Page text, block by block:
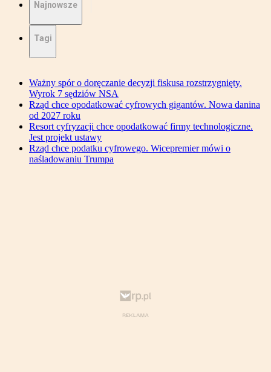
Najnowsze
Tagi
Ważny spór o doręczanie decyzji fiskusa rozstrzygnięty.
Wyrok 7 sędziów NSA
Rząd chce opodatkować cyfrowych gigantów. Nowa danina
od 2027 roku
Resort cyfryzacji chce opodatkować firmy technologiczne.
Jest projekt ustawy
Rząd chce podatku cyfrowego. Wicepremier mówi o
naśladowaniu Trumpa